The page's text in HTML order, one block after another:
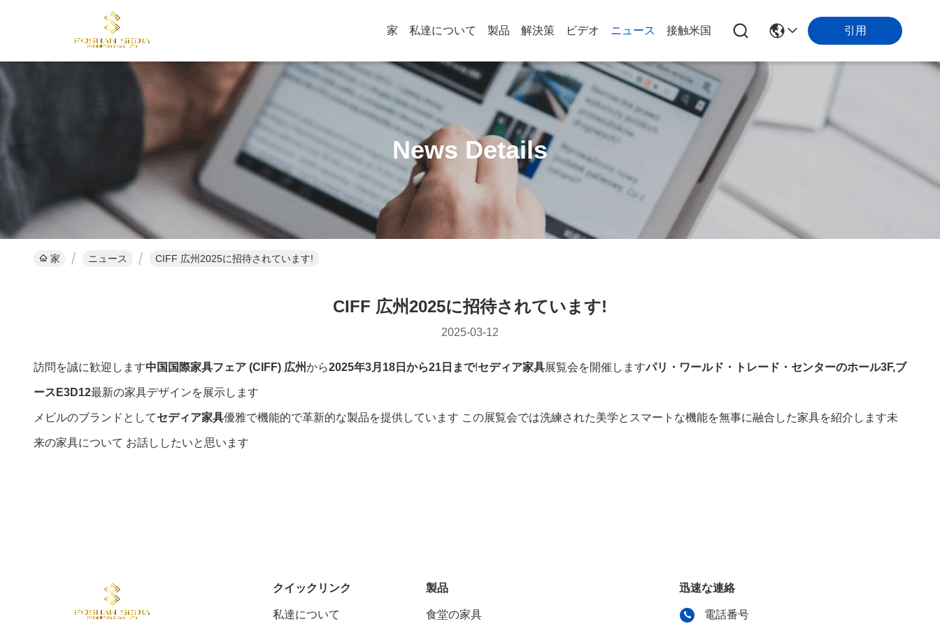
家 私達について 製品 解決策 ビデオ ニュース 接触米国 引用
News Details
家 ニュース CIFF 広州2025に招待されています!
CIFF 広州2025に招待されています!
2025-03-12
訪問を誠に歓迎します中国国際家具フェア (CIFF) 広州から2025年3月18日から21日まで!セディア家具展覧会を開催しますパリ・ワールド・トレード・センターのホール3F,ブ
ースE3D12最新の家具デザインを展示します
メビルのブランドとしてセディア家具優雅で機能的で革新的な製品を提供しています この展覧会では洗練された美学とスマートな機能を無事に融合した家具を紹介します未
来の家具について お話ししたいと思います
クイックリンク
私達について
製品
食堂の家具
迅速な連絡
電話番号